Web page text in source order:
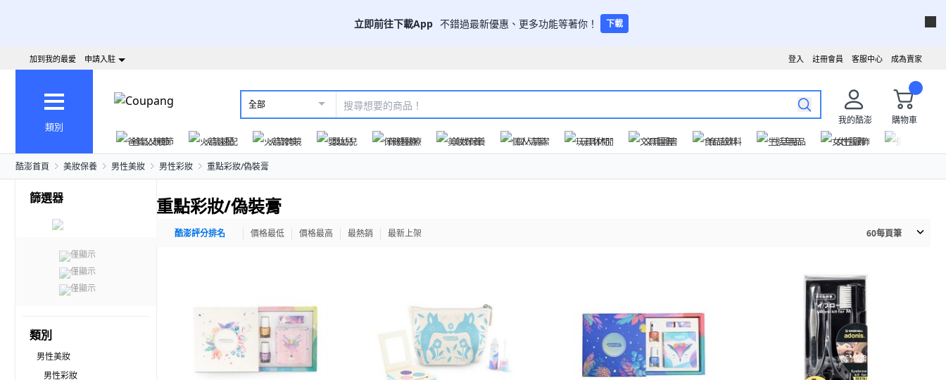
立即前往下載App 不錯過最新優惠、更多功能等著你！ 下載
成為賣家
客服中心
註冊會員
登入
加到我的最愛 申請入駐
類別
全部
我的酷澎
購物車
爸氣父親節
火箭速配 火箭跨境 嬰幼兒 保健醫療 美妝保養 個人清潔 玩具休閒 文具圖書 食品飲料 生活用品 女性服飾
酷澎首頁 美妝保養 男性美妝 男性彩妝 重點彩妝/偽裝膏
篩選器
僅顯示
僅顯示
僅顯示
類別
男性美妝
男性彩妝
重點彩妝/偽裝膏
酷澎評分排名 價格最低 價格最高 最熱銷 最新上架 60每頁筆